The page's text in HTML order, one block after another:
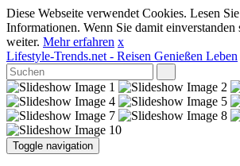
Diese Webseite verwendet Cookies. Lesen
Informationen. Wenn Sie damit einverstanden
weiter. Mehr erfahren x
Lifestyle-Trends.net - Reisen Genießen Leben
Toggle navigation